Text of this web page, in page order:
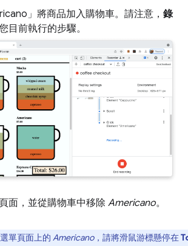
」 將商品加入購物車。請注意， 錄
目前執行的步驟。
面，並從購物車中移除 Americano。
單頁面上的 Americano，請將滑鼠游標懸停在